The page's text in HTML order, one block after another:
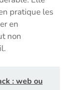
pratique les
en
non
: web ou